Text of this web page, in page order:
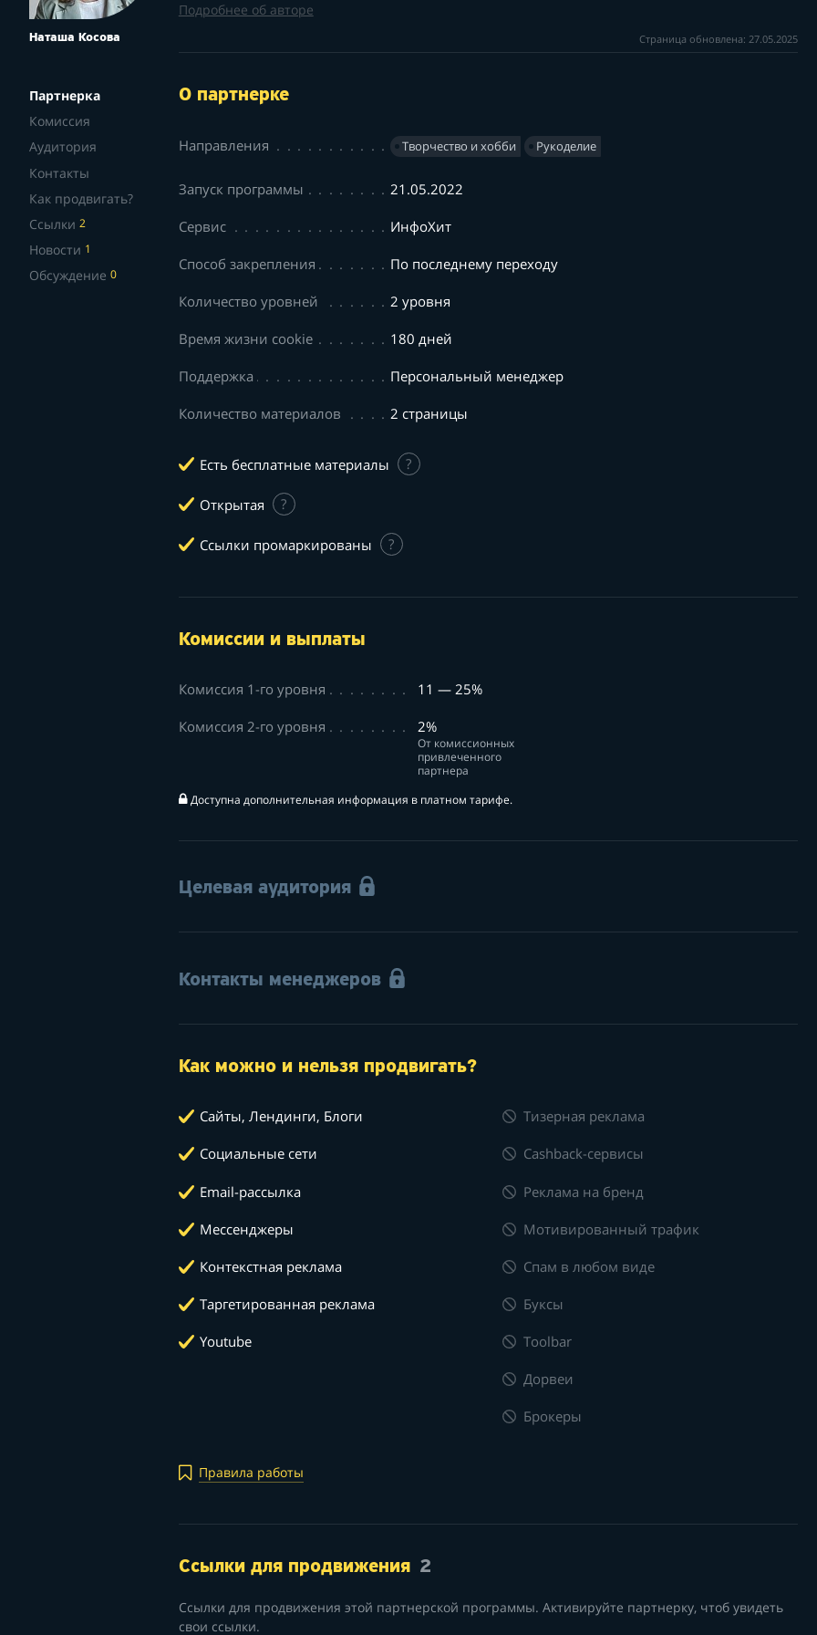
Наташа Косова
Партнерка
Комиссия
Аудитория
Контакты
Как продвигать?
Ссылки 2
Новости 1
Обсуждение 0
Подробнее об авторе
Страница обновлена: 27.05.2025
О партнерке
Направления Творчество и хобби Рукоделие
Запуск программы 21.05.2022
Сервис ИнфоХит
Способ закрепления По последнему переходу
Количество уровней 2 уровня
Время жизни cookie 180 дней
Поддержка Персональный менеджер
Количество материалов 2 страницы
Есть бесплатные материалы ?
Открытая ?
Ссылки промаркированы ?
Комиссии и выплаты
Комиссия 1-го уровня 11 — 25%
Комиссия 2-го уровня 2%
От комиссионных
привлеченного
партнера
Доступна дополнительная информация в платном тарифе.
Целевая аудитория
Контакты менеджеров
Как можно и нельзя продвигать?
Сайты, Лендинги, Блоги
Социальные сети
Email-рассылка
Мессенджеры
Контекстная реклама
Таргетированная реклама
Youtube
Тизерная реклама
Cashback-сервисы
Реклама на бренд
Мотивированный трафик
Спам в любом виде
Буксы
Toolbar
Дорвеи
Брокеры
Правила работы
Ссылки для продвижения 2
Ссылки для продвижения этой партнерской программы. Активируйте партнерку, чтоб увидеть
свои ссылки.